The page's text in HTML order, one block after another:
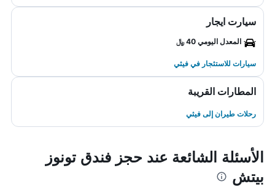
سيارت ايجار
المعدل اليومي 40 ﷼
سيارات للاستئجار في فيثي
المطارات القريبة
رحلات طيران إلى فيثي
الأسئلة الشائعة عند حجز فندق تونوز
بيتش